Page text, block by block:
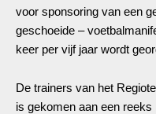
voor sponsoring van een
geschoeide –
keer per vijf jaar wordt
De trainers van het
is gekomen aan een